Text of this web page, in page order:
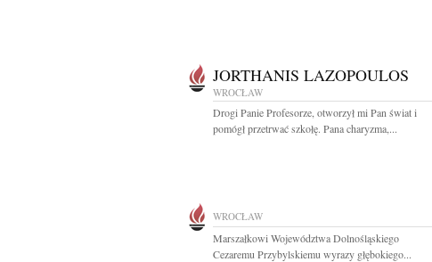
JORTHANIS LAZOPOULOS
WROCŁAW
Drogi Panie Profesorze, otworzył mi Pan świat i
pomógł przetrwać szkołę. Pana charyzma,...
WROCŁAW
Marszałkowi Województwa Dolnośląskiego
Cezaremu Przybylskiemu wyrazy głębokiego...